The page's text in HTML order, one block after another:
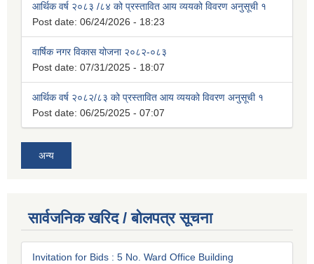
आर्थिक वर्ष २०८३ /८४ को प्रस्तावित आय व्ययको विवरण अनुसूची १
Post date: 06/24/2026 - 18:23
वार्षिक नगर विकास योजना २०८२-०८३
Post date: 07/31/2025 - 18:07
आर्थिक वर्ष २०८२/८३ को प्रस्तावित आय व्ययको विवरण अनुसूची १
Post date: 06/25/2025 - 07:07
अन्य
सार्वजनिक खरिद / बोलपत्र सूचना
Invitation for Bids : 5 No. Ward Office Building